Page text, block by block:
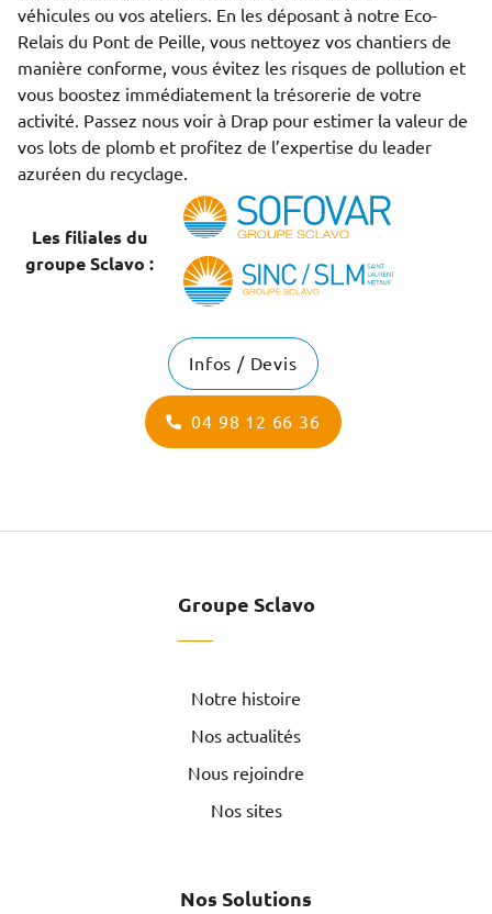
véhicules ou vos ateliers. En les déposant à notre Eco-
Relais du Pont de Peille, vous nettoyez vos chantiers de
manière conforme, vous évitez les risques de pollution et
vous boostez immédiatement la trésorerie de votre
activité. Passez nous voir à Drap pour estimer la valeur de
vos lots de plomb et profitez de l’expertise du leader
azuréen du recyclage.
Les filiales du
groupe Sclavo :
Infos / Devis
04 98 12 66 36
Groupe Sclavo
Notre histoire
Nos actualités
Nous rejoindre
Nos sites
Nos Solutions